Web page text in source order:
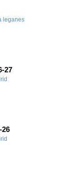
leganes-
27
26